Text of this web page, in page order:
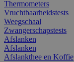
Thermometers
Vruchtbaarheidstests
Weegschaal
Zwangerschapstests
Afslanken
Afslanken
Afslankthee en Koffie